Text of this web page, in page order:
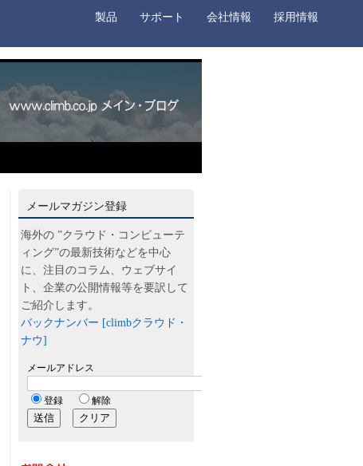
製品 サポート 会社情報 採用情報
メールマガジン登録
海外の ”クラウド・コンピューテ
ィング”の最新技術などを中心
に、注目のコラム、ウェブサイ
ト、企業の公開情報等を要訳して
ご紹介します。
バックナンバー [climbクラウド・
ナウ]